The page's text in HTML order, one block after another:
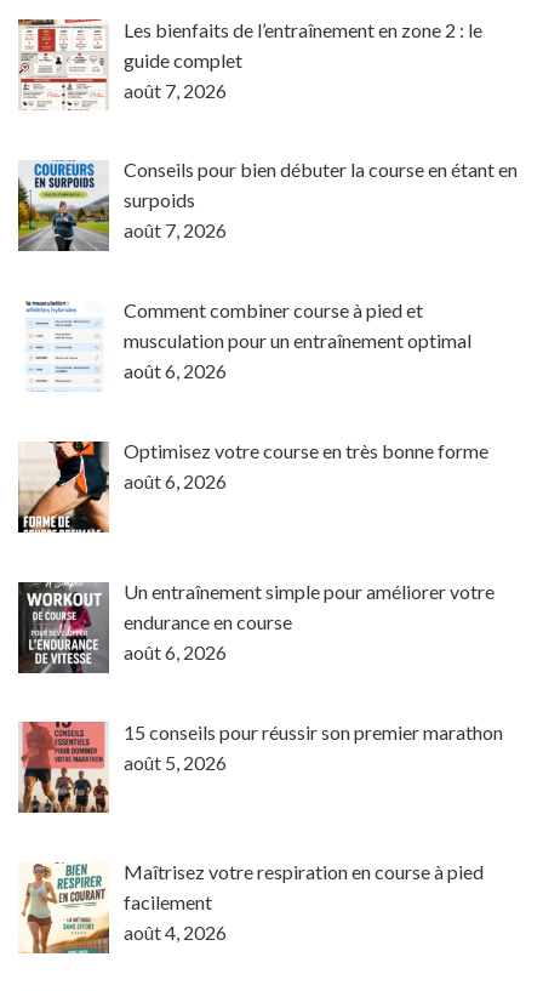
Les bienfaits de l’entraînement en zone 2 : le
guide complet
août 7, 2026
Conseils pour bien débuter la course en étant en
surpoids
août 7, 2026
Comment combiner course à pied et
musculation pour un entraînement optimal
août 6, 2026
Optimisez votre course en très bonne forme
août 6, 2026
Un entraînement simple pour améliorer votre
endurance en course
août 6, 2026
15 conseils pour réussir son premier marathon
août 5, 2026
Maîtrisez votre respiration en course à pied
facilement
août 4, 2026